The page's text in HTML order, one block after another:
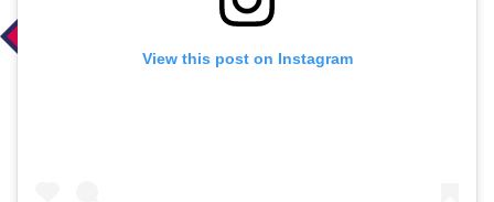
View this post on Instagram